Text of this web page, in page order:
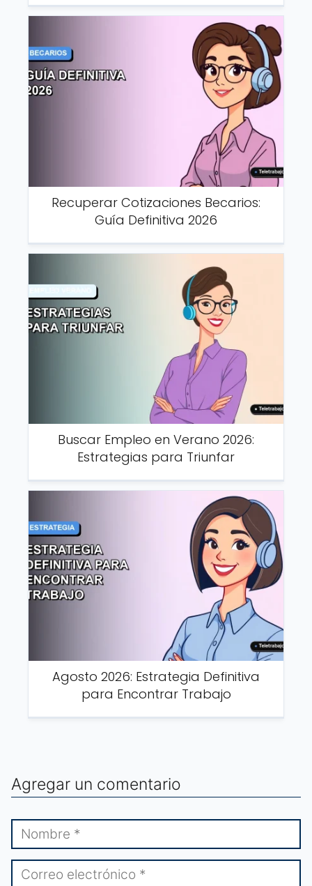
Recuperar Cotizaciones Becarios:
Guía Definitiva 2026
Buscar Empleo en Verano 2026:
Estrategias para Triunfar
Agosto 2026: Estrategia Definitiva
para Encontrar Trabajo
Agregar un comentario